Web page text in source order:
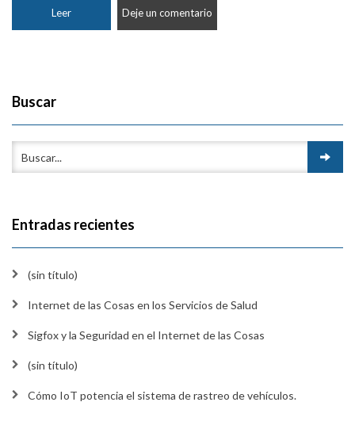
Leer Deje un comentario
Buscar
Entradas recientes
(sin título)
Internet de las Cosas en los Servicios de Salud
Sigfox y la Seguridad en el Internet de las Cosas
(sin título)
Cómo IoT potencia el sistema de rastreo de vehículos.